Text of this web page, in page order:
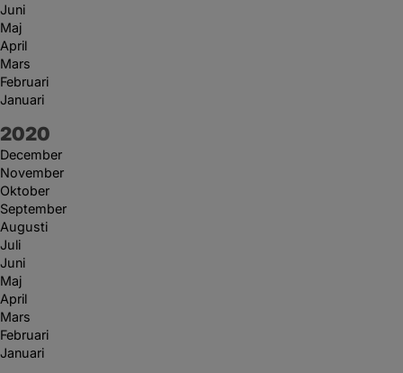
Juni
Maj
April
Mars
Februari
Januari
År:
2020
December
November
Oktober
September
Augusti
Juli
Juni
Maj
April
Mars
Februari
Januari